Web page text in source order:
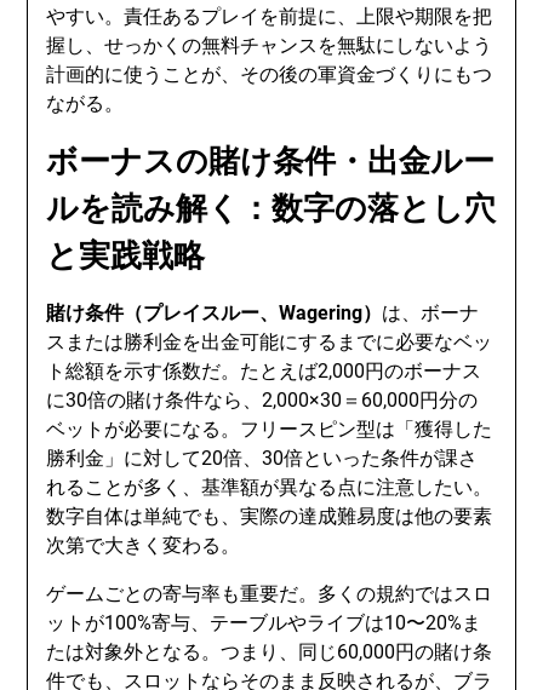
やすい。責任あるプレイを前提に、上限や期限を把
握し、せっかくの無料チャンスを無駄にしないよう
計画的に使うことが、その後の軍資金づくりにもつ
ながる。
ボーナスの賭け条件・出金ルー
ルを読み解く：数字の落とし穴
と実践戦略
賭け条件（プレイスルー、Wagering） は、ボーナ
スまたは勝利金を出金可能にするまでに必要なベッ
ト総額を示す係数だ。たとえば2,000円のボーナス
に30倍の賭け条件なら、2,000×30＝60,000円分の
ベットが必要になる。フリースピン型は「獲得した
勝利金」に対して20倍、30倍といった条件が課さ
れることが多く、基準額が異なる点に注意したい。
数字自体は単純でも、実際の達成難易度は他の要素
次第で大きく変わる。
ゲームごとの寄与率も重要だ。多くの規約ではスロ
ットが100%寄与、テーブルやライブは10〜20%ま
たは対象外となる。つまり、同じ60,000円の賭け条
件でも、スロットならそのまま反映されるが、ブラ